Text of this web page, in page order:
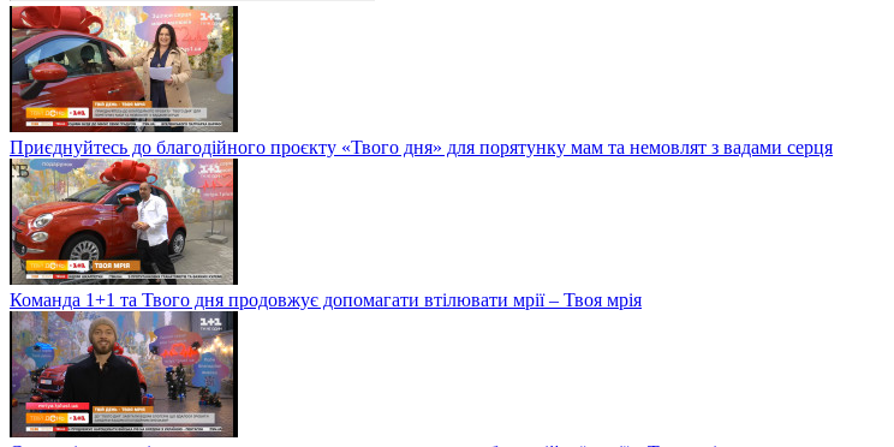
Приєднуйтесь до благодійного проєкту «Твого дня» для порятунку мам та немовлят з вадами серця
Команда 1+1 та Твого дня продовжує допомагати втілювати мрії – Твоя мрія